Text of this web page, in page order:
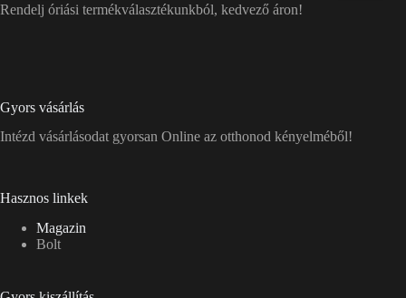
Rendelj óriási termékválasztékunkból, kedvező áron!
Gyors vásárlás
Intézd vásárlásodat gyorsan Online az otthonod kényelméből!
Hasznos linkek
Magazin
Bolt